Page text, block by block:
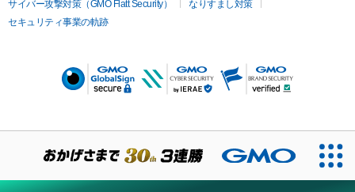
サイバー攻撃対策（GMO Flatt Security）
なりすまし対策
セキュリティ事業の軌跡